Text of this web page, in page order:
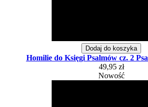
Dodaj do koszyka
Homilie do Księgi Psalmów cz. 2
49,95 zł
Nowość